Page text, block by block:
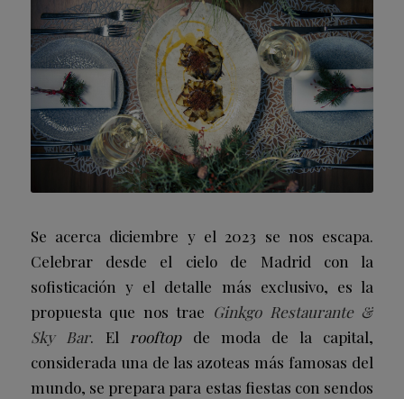
Se acerca diciembre y el 2023 se nos escapa.
Celebrar desde el cielo de Madrid con la
sofisticación y el detalle más exclusivo, es la
propuesta que nos trae Ginkgo Restaurante &
Sky Bar. El rooftopde moda de la capital,
considerada una de las azoteas más famosas del
mundo, se prepara para estas fiestas con sendos